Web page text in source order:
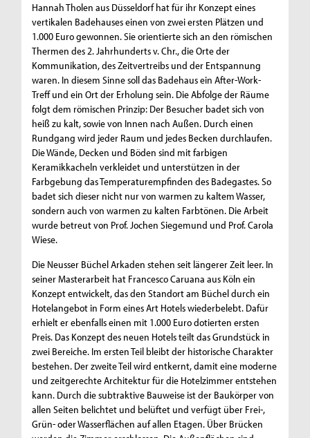
Hannah Tholen aus Düsseldorf hat für ihr Konzept eines
vertikalen Badehauses einen von zwei ersten Plätzen und
1.000 Euro gewonnen. Sie orientierte sich an den römischen
Thermen des 2. Jahrhunderts v. Chr., die Orte der
Kommunikation, des Zeitvertreibs und der Entspannung
waren. In diesem Sinne soll das Badehaus ein After-Work-
Treff und ein Ort der Erholung sein. Die Abfolge der Räume
folgt dem römischen Prinzip: Der Besucher badet sich von
heiß zu kalt, sowie von Innen nach Außen. Durch einen
Rundgang wird jeder Raum und jedes Becken durchlaufen.
Die Wände, Decken und Böden sind mit farbigen
Keramikkacheln verkleidet und unterstützen in der
Farbgebung das Temperaturempfinden des Badegastes. So
badet sich dieser nicht nur von warmen zu kaltem Wasser,
sondern auch von warmen zu kalten Farbtönen. Die Arbeit
wurde betreut von Prof. Jochen Siegemund und Prof. Carola
Wiese.
Die Neusser Büchel Arkaden stehen seit längerer Zeit leer. In
seiner Masterarbeit hat Francesco Caruana aus Köln ein
Konzept entwickelt, das den Standort am Büchel durch ein
Hotelangebot in Form eines Art Hotels wiederbelebt. Dafür
erhielt er ebenfalls einen mit 1.000 Euro dotierten ersten
Preis. Das Konzept des neuen Hotels teilt das Grundstück in
zwei Bereiche. Im ersten Teil bleibt der historische Charakter
bestehen. Der zweite Teil wird entkernt, damit eine moderne
und zeitgerechte Architektur für die Hotelzimmer entstehen
kann. Durch die subtraktive Bauweise ist der Baukörper von
allen Seiten belichtet und belüftet und verfügt über Frei-,
Grün- oder Wasserflächen auf allen Etagen. Über Brücken